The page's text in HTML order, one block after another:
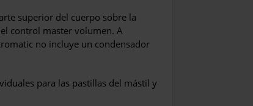
superior del cuerpo sobre la
control master volumen. A
no incluye un condensador
para las pastillas del mástil y